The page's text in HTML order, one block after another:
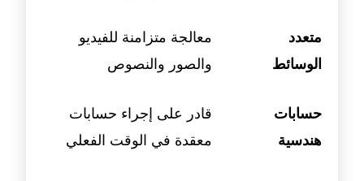
متعدد
الوسائط
معالجة متزامنة للفيديو
والصور والنصوص
حسابات
هندسية
قادر على إجراء حسابات
معقدة في الوقت الفعلي